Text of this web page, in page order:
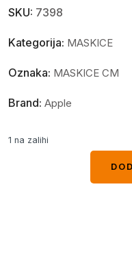
SKU: 7398
Kategorija: MASKICE
Oznaka: MASKICE CM
Brand: Apple
1 na zalihi